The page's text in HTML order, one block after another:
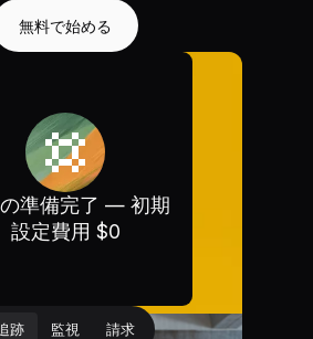
無料で始める
跡 監視 請求
準備完了 — 初期
設定費用 $0